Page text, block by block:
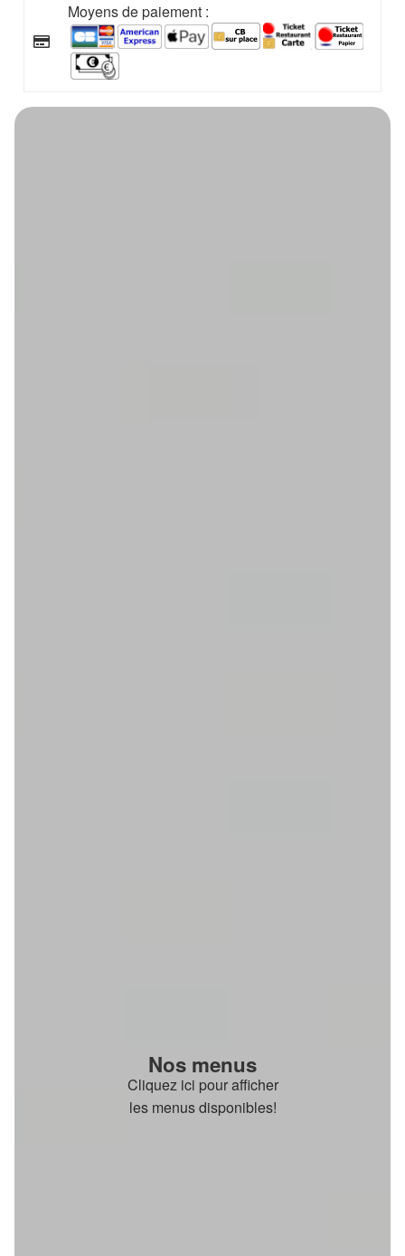
Moyens de paiement :
Nos menus
Cliquez ici pour afficher
les menus disponibles!